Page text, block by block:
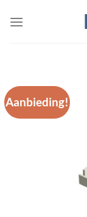
naar
Aanbieding!